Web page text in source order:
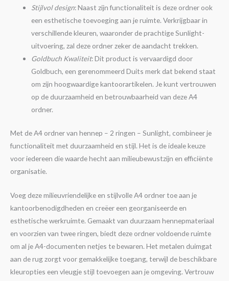
Stijlvol design: Naast zijn functionaliteit is deze ordner ook
een esthetische toevoeging aan je ruimte. Verkrijgbaar in
verschillende kleuren, waaronder de prachtige Sunlight-
uitvoering, zal deze ordner zeker de aandacht trekken.
Goldbuch Kwaliteit: Dit product is vervaardigd door
Goldbuch, een gerenommeerd Duits merk dat bekend staat
om zijn hoogwaardige kantoorartikelen. Je kunt vertrouwen
op de duurzaamheid en betrouwbaarheid van deze A4
ordner.
Met de A4 ordner van hennep – 2 ringen – Sunlight, combineer je
functionaliteit met duurzaamheid en stijl. Het is de ideale keuze
voor iedereen die waarde hecht aan milieubewustzijn en efficiënte
organisatie.
Voeg deze milieuvriendelijke en stijlvolle A4 ordner toe aan je
kantoorbenodigdheden en creëer een georganiseerde en
esthetische werkruimte. Gemaakt van duurzaam hennepmateriaal
en voorzien van twee ringen, biedt deze ordner voldoende ruimte
om al je A4-documenten netjes te bewaren. Het metalen duimgat
aan de rug zorgt voor gemakkelijke toegang, terwijl de beschikbare
kleuropties een vleugje stijl toevoegen aan je omgeving. Vertrouw